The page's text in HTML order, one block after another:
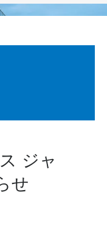
ジャ
せ